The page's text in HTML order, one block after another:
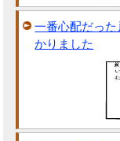
一番心配だっ
かりました